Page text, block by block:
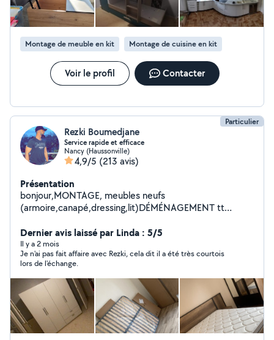
Montage de meuble en kit Montage de cuisine en kit
Voir le profil Contacter
Particulier
Rezki Boumedjane
Service rapide et efficace
Nancy (Haussonville)
4,9/5 (213 avis)
Présentation
bonjour,MONTAGE, meubles neufs
(armoire,canapé,dressing,lit)DÉMÉNAGEMENT tt
remontage de vos meubles,BRICOLAGE fixation murale
(télé,installation cuisine équipée,lustre et
luminaires,robinetteries)
Dernier avis laissé par Linda : 5/5
Il y a 2 mois
Je n'ai pas fait affaire avec Rezki, cela dit il a été très courtois
lors de l'échange.